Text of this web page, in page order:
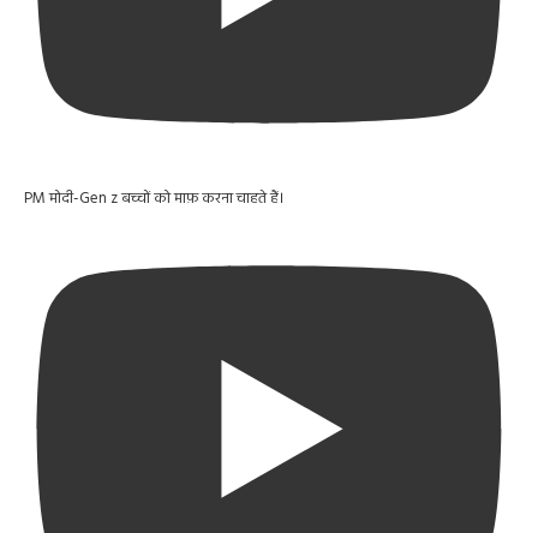
PM मोदी-Gen z बच्चों को माफ़ करना चाहते हैं।